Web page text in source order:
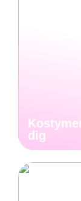
dig